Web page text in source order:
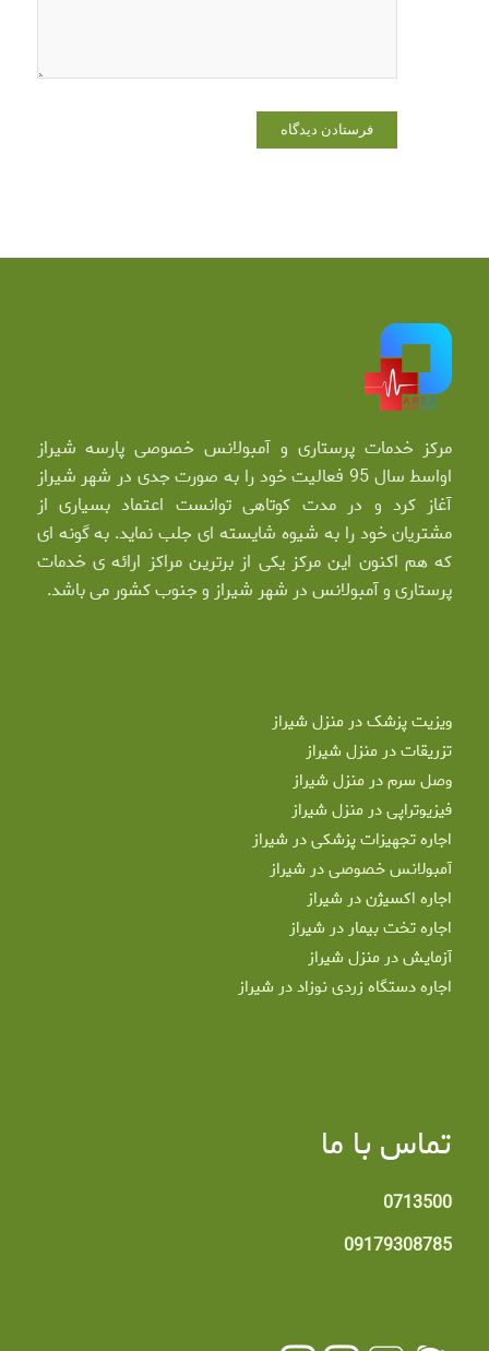
مرکز خدمات پرستاری و آمبولانس خصوصی پارسه شیراز
اواسط سال 95 فعالیت خود را به صورت جدی در شهر شیراز
آغاز کرد و در مدت کوتاهی توانست اعتماد بسیاری از
مشتریان خود را به شیوه شایسته ای جلب نماید. به گونه ای
که هم اکنون این مرکز یکی از برترین مراکز ارائه ی خدمات
پرستاری و آمبولانس در شهر شیراز و جنوب کشور می باشد.
ویزیت پزشک در منزل شیراز
تزریقات در منزل شیراز
وصل سرم در منزل شیراز
فیزیوتراپی در منزل شیراز
اجاره تجهیزات پزشکی در شیراز
آمبولانس خصوصی در شیراز
اجاره اکسیژن در شیراز
اجاره تخت بیمار در شیراز
آزمایش در منزل شیراز
اجاره دستگاه زردی نوزاد در شیراز
تماس با ما
0713500
09179308785